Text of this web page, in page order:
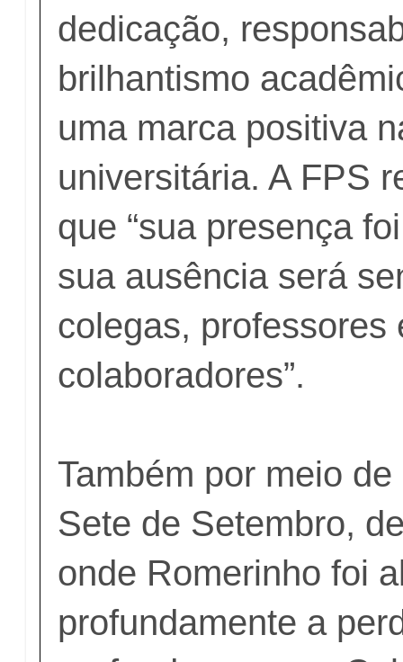
dedicação,
brilhantismo
uma marca positiva
universitária. A FPS
que “sua presença
sua ausência será
colegas, professores
colaboradores”.
Também por meio
Sete de Setembro,
onde Romerinho foi
profundamente a